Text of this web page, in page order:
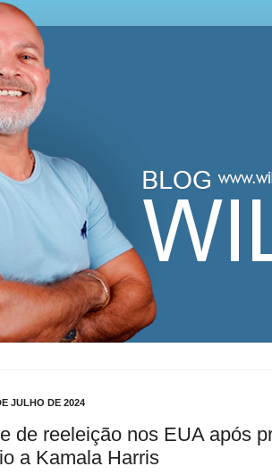
Wilton Lima
JULHO DE 2024
de reeleição nos EUA após
a Kamala Harris